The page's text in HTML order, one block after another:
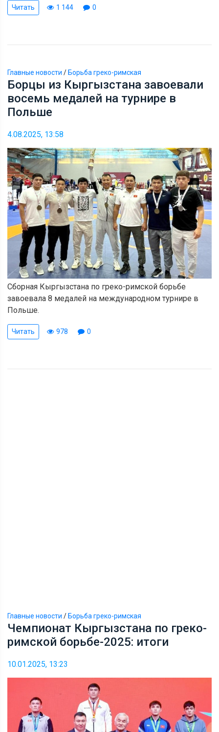
Читать 1 144 0
Главные новости / Борьба греко-римская
Борцы из Кыргызстана завоевали
восемь медалей на турнире в
Польше
4.08.2025, 13:58
Сборная Кыргызстана по греко-римской борьбе
завоевала 8 медалей на международном турнире в
Польше.
Читать 978 0
Главные новости / Борьба греко-римская
Чемпионат Кыргызстана по греко-
римской борьбе-2025: итоги
10.01.2025, 13:23